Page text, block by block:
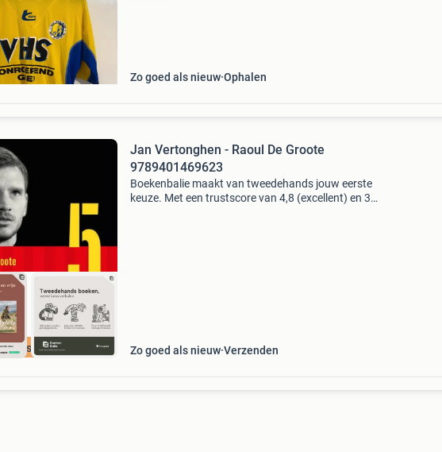
Zo goed als nieuw Ophalen
prijs
Jan Vertonghen - Raoul De Groote
9789401469623
Boekenbalie maakt van tweedehands jouw eerste
keuze. Met een trustscore van 4,8 (excellent) en 30
Zo goed als nieuw Verzenden